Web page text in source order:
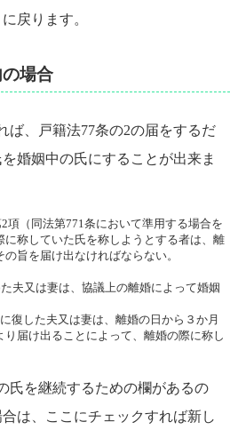
戻ります。
場合
ば、戸籍法77条の2の届をするだ
婚姻中の氏にすることが出来ま
項（同法第771条において準用する場合を
称していた氏を称しようとする者は、離
旨を届け出なければならない。
夫又は妻は、協議上の離婚によって婚姻
した夫又は妻は、離婚の日から３か月
届け出ることによって、離婚の際に称し
氏を継続するための欄があるの
は、ここにチェックすれば新し